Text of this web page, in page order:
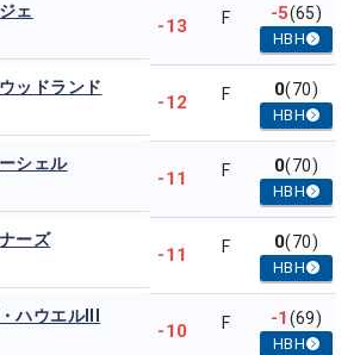
ェ
-13 F -5(65)
HBH
ッドランド
-12 F 0(70)
HBH
シェル
-11 F 0(70)
HBH
ーズ
-11 F 0(70)
HBH
ハウエルIII
-10 F -1(69)
HBH